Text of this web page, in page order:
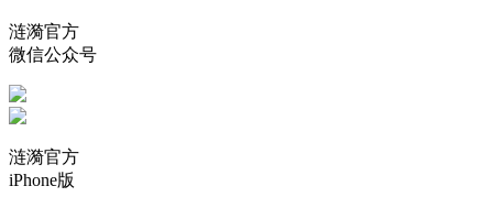
涟漪官方
微信公众号
涟漪官方
iPhone版